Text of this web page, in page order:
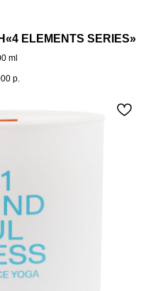
ELEMENTS SERIES»
ml
р.